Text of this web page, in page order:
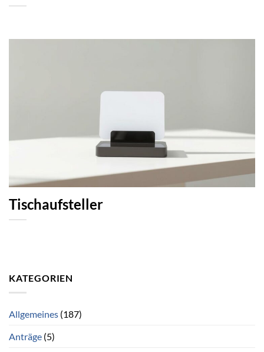
Tischaufsteller
KATEGORIEN
Allgemeines (187)
Anträge (5)